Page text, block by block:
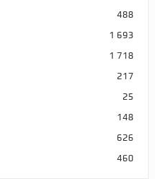
488
1 693
1 718
217
25
148
626
460